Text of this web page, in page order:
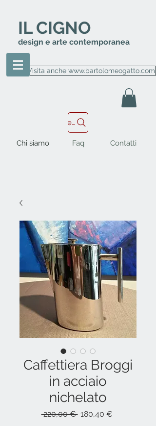
IL CIGNO
design e arte contemporanea
Visita anche www.bartolomeogatto.com
Cerca nel sito
Faq Contatti
Chi siamo
Caffettiera Broggi
in acciaio
nichelato
220,00 € Prezzo
180,40 €Prezzo